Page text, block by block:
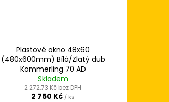
Plastové okno 48x60
(480x600mm) Bílá/Zlatý dub
Kömmerling 70 AD
Skladem
2 272,73 Kč bez DPH
2 750 Kč / ks